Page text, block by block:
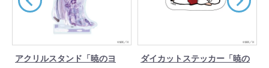
アクリルスタンド「暁のヨ
ダイカットステッカー「暁の